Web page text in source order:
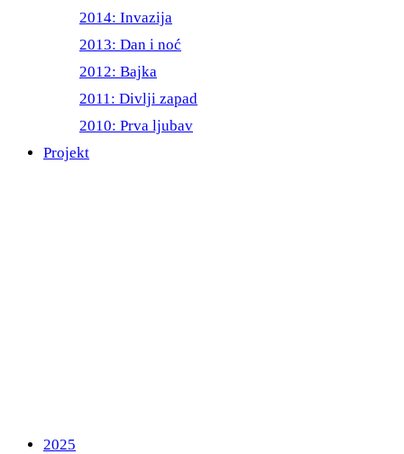
2014: Invazija
2013: Dan i noć
2012: Bajka
2011: Divlji zapad
2010: Prva ljubav
Projekt
2025